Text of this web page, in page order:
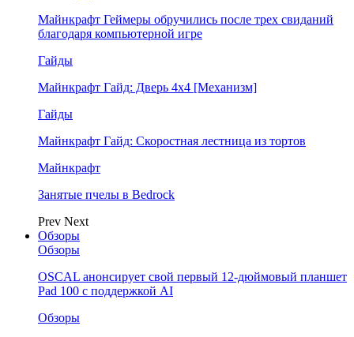
Майнкрафт Геймеры обручились после трех свиданий
благодаря компьютерной игре
Гайды
Майнкрафт Гайд: Дверь 4х4 [Механизм]
Гайды
Майнкрафт Гайд: Скоростная лестница из тортов
Майнкрафт
Занятые пчелы в Bedrock
Prev Next
Обзоры
Обзоры
OSCAL анонсирует свой первый 12-дюймовый планшет
Pad 100 с поддержкой AI
Обзоры